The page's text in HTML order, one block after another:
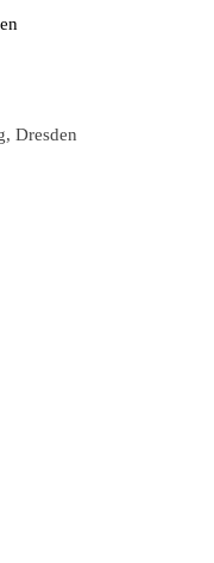
Dresden